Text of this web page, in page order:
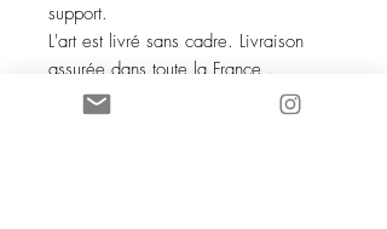
support.
L'art est livré sans cadre. Livraison
assurée dans toute la France .